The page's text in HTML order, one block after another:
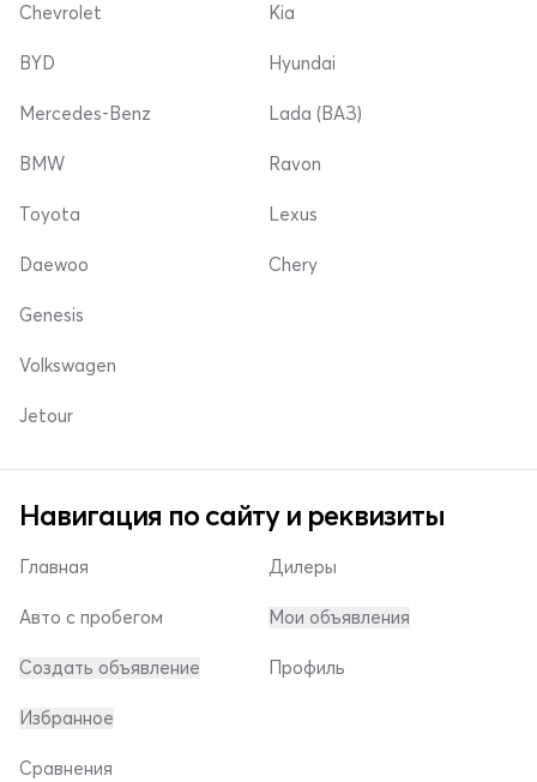
Chevrolet
BYD
Mercedes-Benz
Kia
Hyundai
Lada (ВАЗ)
BMW
Toyota
Daewoo
Ravon
Lexus
Chery
Genesis
Volkswagen
Jetour
Навигация по сайту и реквизиты
Главная
Авто с пробегом
Создать объявление
Дилеры
Мои объявления
Профиль
Избранное
Сравнения